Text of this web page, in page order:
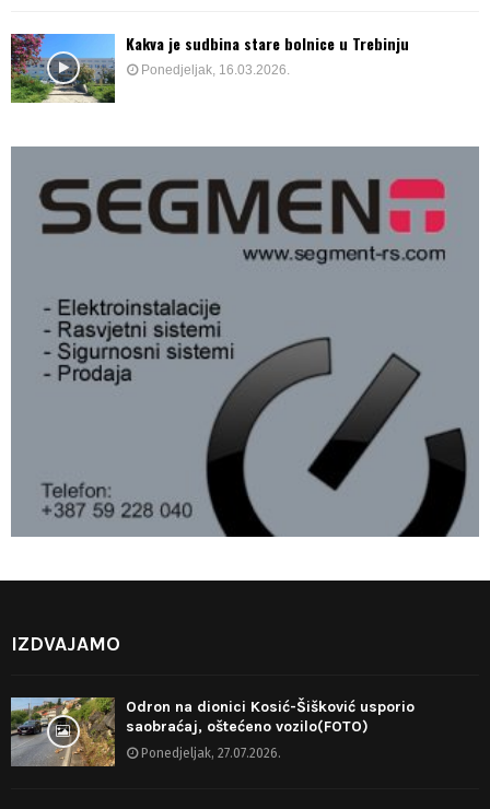
Kakva je sudbina stare bolnice u Trebinju
Ponedjeljak, 16.03.2026.
IZDVAJAMO
Odron na dionici Kosić-Šišković usporio
saobraćaj, oštećeno vozilo(FOTO)
Ponedjeljak, 27.07.2026.